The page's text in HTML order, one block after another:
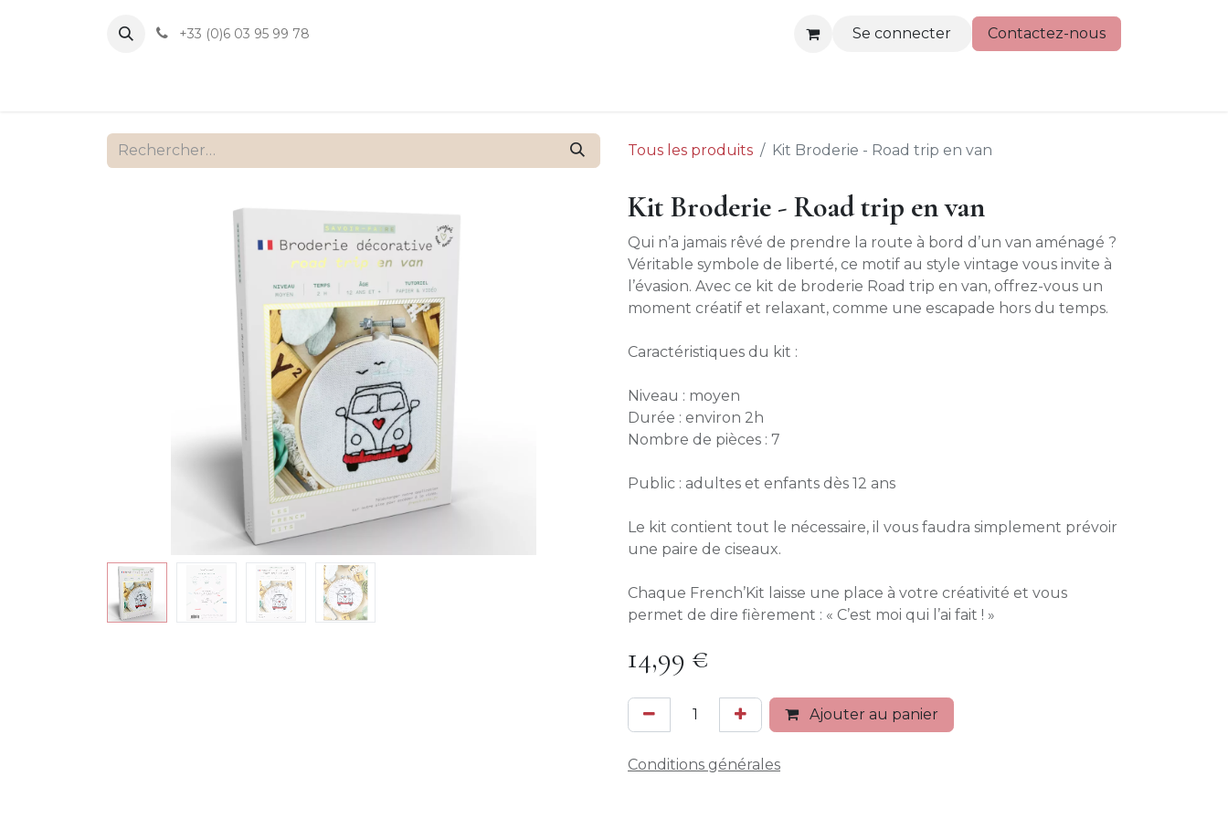
+33 (0)6 03 95 99 78 Se connecter Contactez-nous
Tous les produits Kit Broderie - Road trip en van
Kit Broderie - Road trip en van
Qui n’a jamais rêvé de prendre la route à bord d’un van aménagé ?
Véritable symbole de liberté, ce motif au style vintage vous invite à
l’évasion. Avec ce kit de broderie Road trip en van, offrez-vous un
moment créatif et relaxant, comme une escapade hors du temps.
Caractéristiques du kit :
Niveau : moyen
Durée : environ 2h
Nombre de pièces : 7
Public : adultes et enfants dès 12 ans
Le kit contient tout le nécessaire, il vous faudra simplement prévoir
une paire de ciseaux.
Chaque French’Kit laisse une place à votre créativité et vous
permet de dire fièrement : « C’est moi qui l’ai fait ! »
14,99 €
Ajouter au panier
Conditions générales